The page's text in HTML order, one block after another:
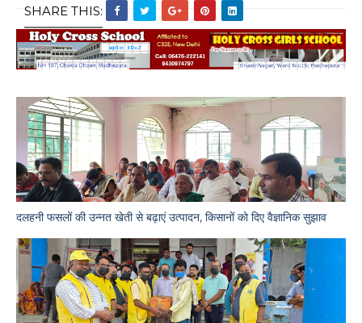
SHARE THIS:
दलहनी फसलों की उन्नत खेती से बढ़ाएं उत्पादन, किसानों को दिए वैज्ञानिक सुझाव